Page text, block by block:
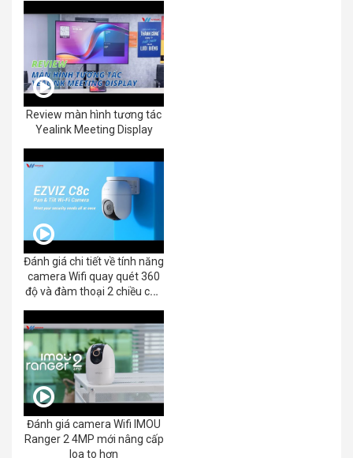
Review màn hình tương tác
Yealink Meeting Display
Đánh giá chi tiết về tính năng
camera Wifi quay quét 360
độ và đàm thoại 2 chiều của
Đánh giá camera Wifi IMOU
Ranger 2 4MP mới nâng cấp
loa to hơn